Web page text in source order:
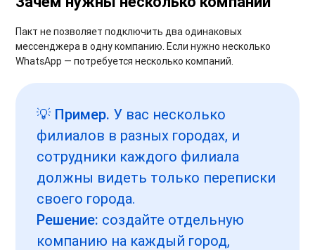
Пакт не позволяет подключить два одинаковых
мессенджера в одну компанию. Если нужно несколько
WhatsApp — потребуется несколько компаний.
💡 Пример. У вас несколько
филиалов в разных городах, и
сотрудники каждого филиала
должны видеть только переписки
своего города.
Решение: создайте отдельную
компанию на каждый город,